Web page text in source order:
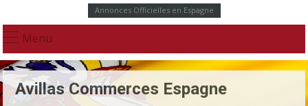
Annonces Officielles en Espagne
Menu
Avillas Commerces Espagne